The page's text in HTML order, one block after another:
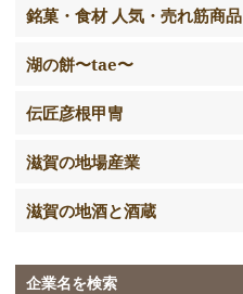
銘菓・食材 人気・売れ筋商品
湖の餅〜tae〜
伝匠彦根甲冑
滋賀の地場産業
滋賀の地酒と酒蔵
企業名を検索